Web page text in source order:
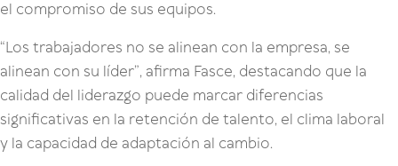
el compromiso de sus equipos.
“Los trabajadores no se alinean con la empresa, se
alinean con su líder”, afirma Fasce, destacando que la
calidad del liderazgo puede marcar diferencias
significativas en la retención de talento, el clima laboral
y la capacidad de adaptación al cambio.